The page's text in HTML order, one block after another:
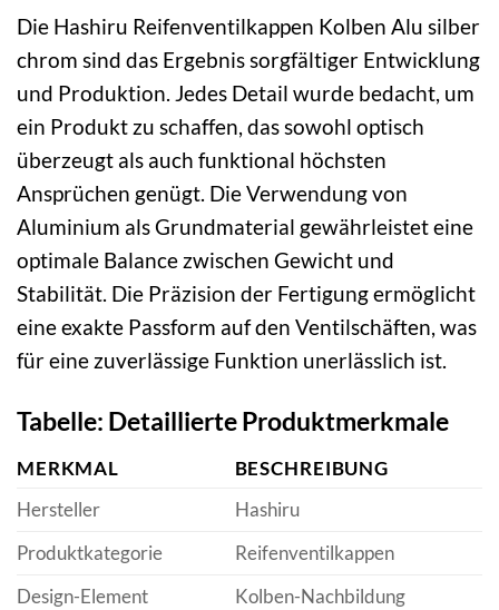
Die Hashiru Reifenventilkappen Kolben Alu silber
chrom sind das Ergebnis sorgfältiger Entwicklung
und Produktion. Jedes Detail wurde bedacht, um
ein Produkt zu schaffen, das sowohl optisch
überzeugt als auch funktional höchsten
Ansprüchen genügt. Die Verwendung von
Aluminium als Grundmaterial gewährleistet eine
optimale Balance zwischen Gewicht und
Stabilität. Die Präzision der Fertigung ermöglicht
eine exakte Passform auf den Ventilschäften, was
für eine zuverlässige Funktion unerlässlich ist.
Tabelle: Detaillierte Produktmerkmale
MERKMAL
BESCHREIBUNG
Hersteller
Hashiru
Produktkategorie
Reifenventilkappen
Design-Element
Kolben-Nachbildung